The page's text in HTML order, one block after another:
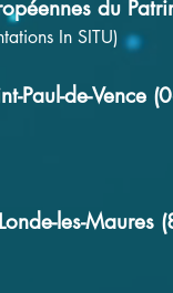
du
In SITU)
Paul-de-Vence
les-Maures